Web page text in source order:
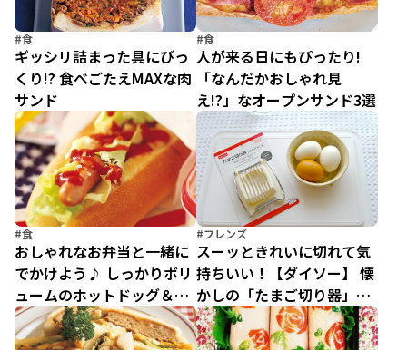
#食
ギッシリ詰まった具にびっ
くり!? 食べごたえMAXな肉
サンド
#食
人が来る日にもぴったり!
「なんだかおしゃれ見
え!?」なオープンサンド3選
#食
おしゃれなお弁当と一緒に
でかけよう♪ しっかりボリ
ュームのホットドッグ＆サ
ンドイッチ
#フレンズ
スーッときれいに切れて気
持ちいい！【ダイソー】 懐
かしの「たまご切り器」で
簡単まんぷくたまごサン
ド！